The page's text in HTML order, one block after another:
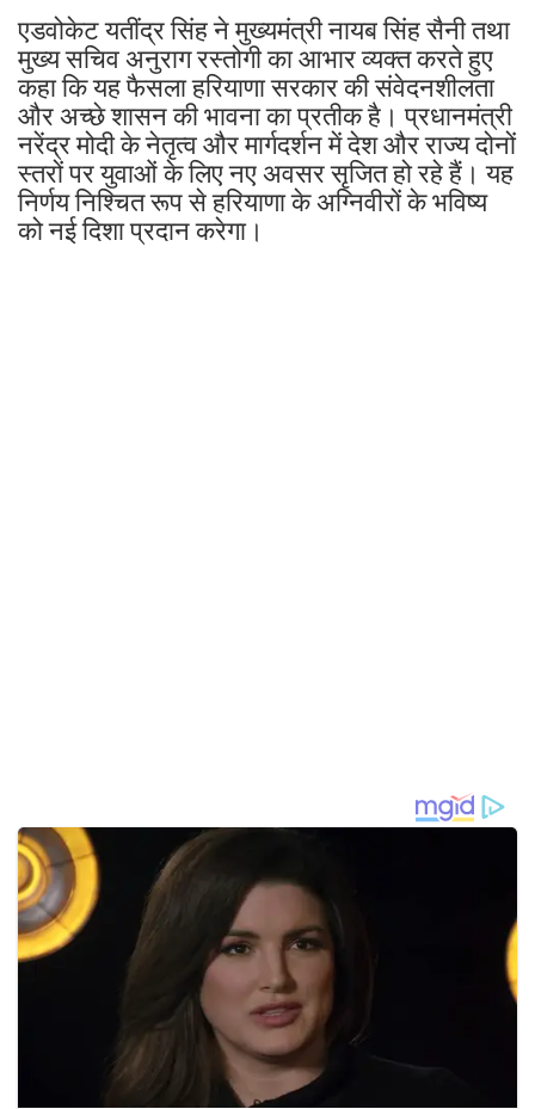
एडवोकेट यतींद्र सिंह ने मुख्यमंत्री नायब सिंह सैनी तथा
मुख्य सचिव अनुराग रस्तोगी का आभार व्यक्त करते हुए
कहा कि यह फैसला हरियाणा सरकार की संवेदनशीलता
और अच्छे शासन की भावना का प्रतीक है। प्रधानमंत्री
नरेंद्र मोदी के नेतृत्व और मार्गदर्शन में देश और राज्य दोनों
स्तरों पर युवाओं के लिए नए अवसर सृजित हो रहे हैं। यह
निर्णय निश्चित रूप से हरियाणा के अग्निवीरों के भविष्य
को नई दिशा प्रदान करेगा।